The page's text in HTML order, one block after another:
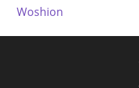
Woshion